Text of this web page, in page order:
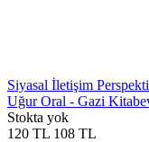
Siyasal İletişim
Uğur Oral - Gazi
Stokta yok
120 TL 108 TL